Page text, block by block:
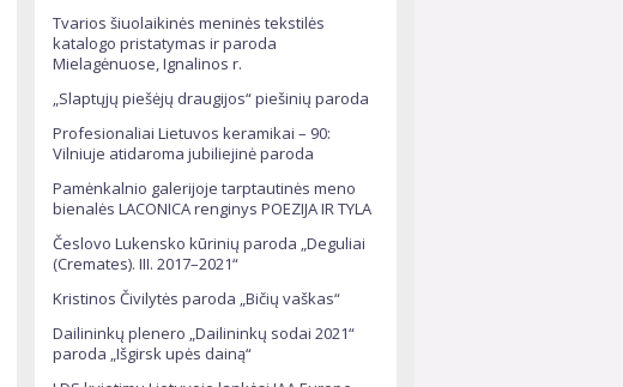
Tvarios šiuolaikinės meninės tekstilės
katalogo pristatymas ir paroda
Mielagėnuose, Ignalinos r.
„Slaptųjų piešėjų draugijos“ piešinių paroda
Profesionaliai Lietuvos keramikai – 90:
Vilniuje atidaroma jubiliejinė paroda
Pamėnkalnio galerijoje tarptautinės meno
bienalės LACONICA renginys POEZIJA IR TYLA
Česlovo Lukensko kūrinių paroda „Deguliai
(Cremates). III. 2017–2021“
Kristinos Čivilytės paroda „Bičių vaškas“
Dailininkų plenero „Dailininkų sodai 2021“
paroda „Išgirsk upės dainą“